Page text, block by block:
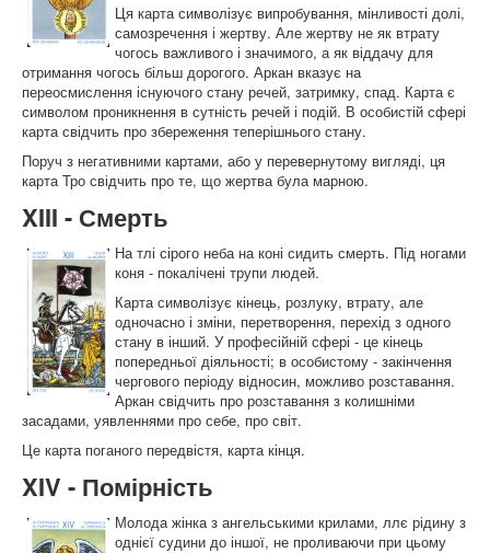
Ця карта символізує випробування, мінливості долі,
самозречення і жертву. Але жертву не як втрату
чогось важливого і значимого, а як віддачу для
отримання чогось більш дорогого. Аркан вказує на
переосмислення існуючого стану речей, затримку, спад. Карта є
символом проникнення в сутність речей і подій. В особистій сфері
карта свідчить про збереження теперішнього стану.
Поруч з негативними картами, або у перевернутому вигляді, ця
карта Тро свідчить про те, що жертва була марною.
XIII - Смерть
На тлі сірого неба на коні сидить смерть. Під ногами
коня - покалічені трупи людей.
Карта символізує кінець, розлуку, втрату, але
одночасно і зміни, перетворення, перехід з одного
стану в інший. У професійній сфері - це кінець
попередньої діяльності; в особистому - закінчення
чергового періоду відносин, можливо розставання.
Аркан свідчить про розставання з колишніми
засадами, уявленнями про себе, про світ.
Це карта поганого передвістя, карта кінця.
XIV - Помірність
Молода жінка з ангельськими крилами, ллє рідину з
однієї судини до іншої, не проливаючи при цьому